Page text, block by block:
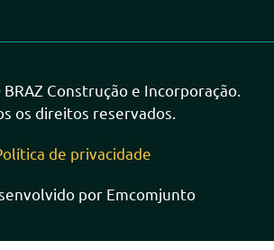
Construção e Incorporação.
os direitos reservados.
de privacidade
por Emcomjunto